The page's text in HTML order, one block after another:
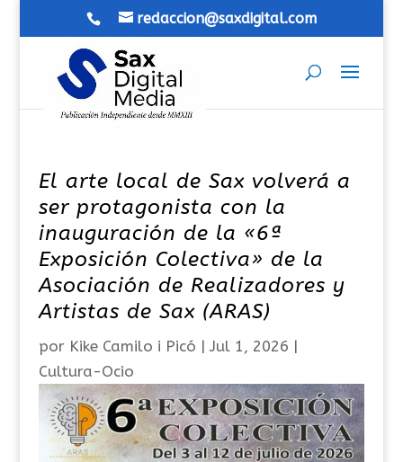
redaccion@saxdigital.com
El arte local de Sax volverá a
ser protagonista con la
inauguración de la «6ª
Exposición Colectiva» de la
Asociación de Realizadores y
Artistas de Sax (ARAS)
por Kike Camilo i Picó | Jul 1, 2026 |
Cultura-Ocio